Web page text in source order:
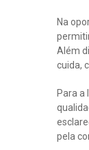
Na
Além
cuida,
Para a
pela